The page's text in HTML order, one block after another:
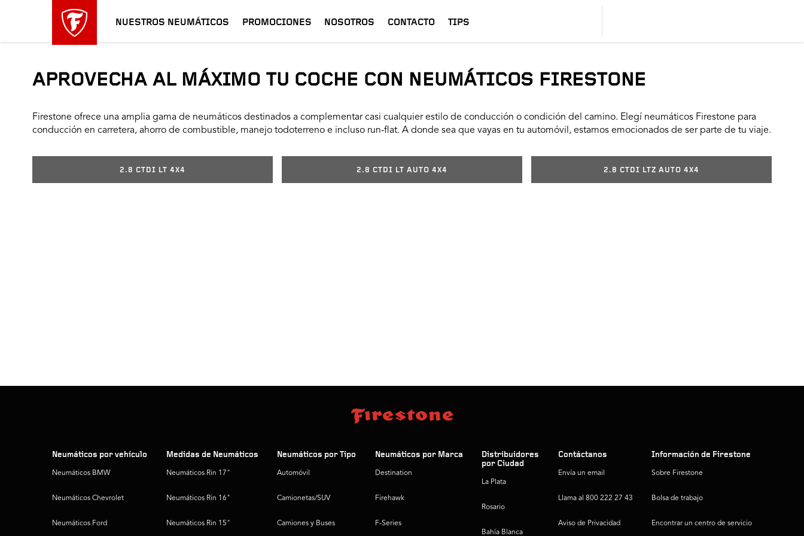
NUESTROS NEUMÁTICOS PROMOCIONES NOSOTROS CONTACTO TIPS
APROVECHA AL MÁXIMO TU COCHE CON NEUMÁTICOS FIRESTONE
Firestone ofrece una amplia gama de neumáticos destinados a complementar casi cualquier estilo de conducción o condición del camino. Elegí neumáticos Firestone para
conducción en carretera, ahorro de combustible, manejo todoterreno e incluso run-flat. A donde sea que vayas en tu automóvil, estamos emocionados de ser parte de tu viaje.
2.8 CTDI LT 4X4 2.8 CTDI LT AUTO 4X4 2.8 CTDI LTZ AUTO 4X4
Neumáticos por vehículo
Neumáticos BMW
Neumáticos Chevrolet
Neumáticos Ford
Medidas de Neumáticos
Neumáticos Rin 17"
Neumáticos Rin 16"
Neumáticos Rin 15"
Neumáticos por Tipo
Automóvil
Camionetas/SUV
Camiones y Buses
Neumáticos por Marca
Destination
Firehawk
F-Series
Distribuidores
por Ciudad
La Plata
Rosario
Bahía Blanca
Contáctanos
Envía un email
Llama al 800 222 27 43
Aviso de Privacidad
Información de Firestone
Sobre Firestone
Bolsa de trabajo
Encontrar un centro de servicio